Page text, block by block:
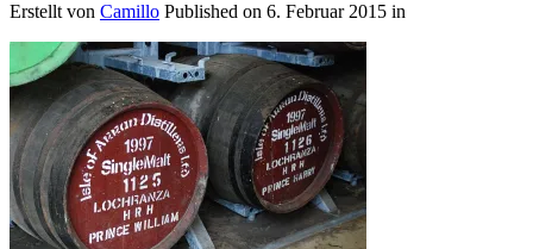
Erstellt von Camillo Published on 6. Februar 2015 in